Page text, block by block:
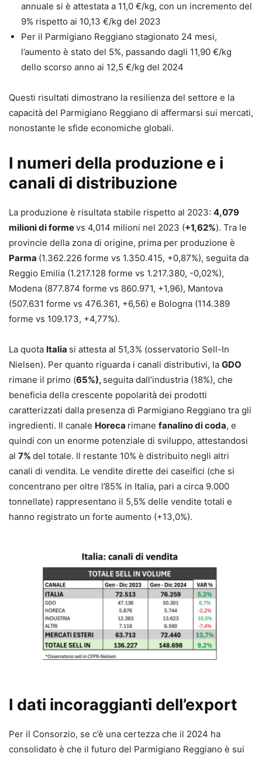
annuale si è attestata a 11,0 €/kg, con un incremento del
9% rispetto ai 10,13 €/kg del 2023
Per il Parmigiano Reggiano stagionato 24 mesi,
l’aumento è stato del 5%, passando dagli 11,90 €/kg
dello scorso anno ai 12,5 €/kg del 2024
Questi risultati dimostrano la resilienza del settore e la
capacità del Parmigiano Reggiano di affermarsi sui mercati,
nonostante le sfide economiche globali.
I numeri della produzione e i
canali di distribuzione
La produzione è risultata stabile rispetto al 2023: 4,079
milioni di formevs 4,014 milioni nel 2023 (+1,62%). Tra le
provincie della zona di origine, prima per produzione è
Parma (1.362.226 forme vs 1.350.415, +0,87%), seguita da
Reggio Emilia (1.217.128 forme vs 1.217.380, -0,02%),
Modena (877.874 forme vs 860.971, +1,96), Mantova
(507.631 forme vs 476.361, +6,56) e Bologna (114.389
forme vs 109.173, +4,77%).
La quota Italia si attesta al 51,3% (osservatorio Sell-In
Nielsen). Per quanto riguarda i canali distributivi, la GDO
rimane il primo (65%), seguita dall’industria (18%), che
beneficia della crescente popolarità dei prodotti
caratterizzati dalla presenza di Parmigiano Reggiano tra gli
ingredienti. Il canale Horeca rimane fanalino di coda, e
quindi con un enorme potenziale di sviluppo, attestandosi
al 7% del totale. Il restante 10% è distribuito negli altri
canali di vendita. Le vendite dirette dei caseifici (che si
concentrano per oltre l’85% in Italia, pari a circa 9.000
tonnellate) rappresentano il 5,5% delle vendite totali e
hanno registrato un forte aumento (+13,0%).
I dati incoraggianti dell’export
Per il Consorzio, se c’è una certezza che il 2024 ha
consolidato è che il futuro del Parmigiano Reggiano è sui